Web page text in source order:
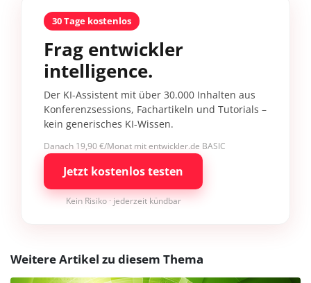
30 Tage kostenlos
Frag entwickler
intelligence.
Der KI-Assistent mit über 30.000 Inhalten aus
Konferenzsessions, Fachartikeln und Tutorials –
kein generisches KI-Wissen.
Danach 19,90 €/Monat mit entwickler.de BASIC
Jetzt kostenlos testen
Kein Risiko · jederzeit kündbar
Weitere Artikel zu diesem Thema